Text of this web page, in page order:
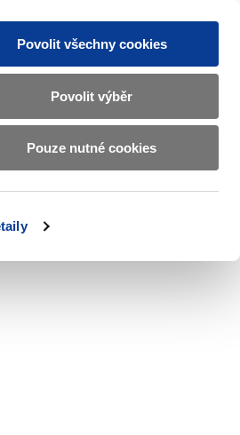
Povolit všechny cookies
Povolit výběr
Pouze nutné cookies
CZ EN
Základní
informace
o
Ministerstvu
financísubmenu